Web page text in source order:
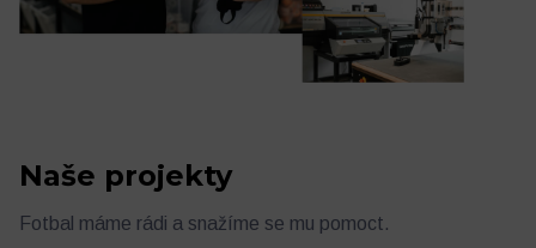
Naše projekty
Fotbal máme rádi a snažíme se mu pomoct.